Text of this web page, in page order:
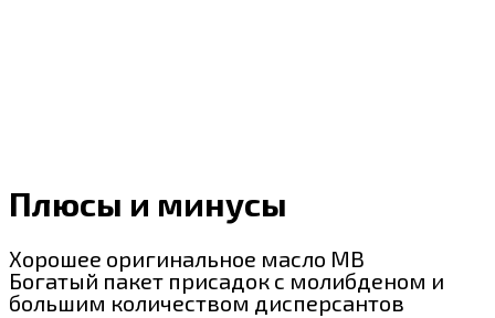
Плюсы и минусы
Хорошее оригинальное масло MB
Богатый пакет присадок с молибденом и
большим количеством дисперсантов